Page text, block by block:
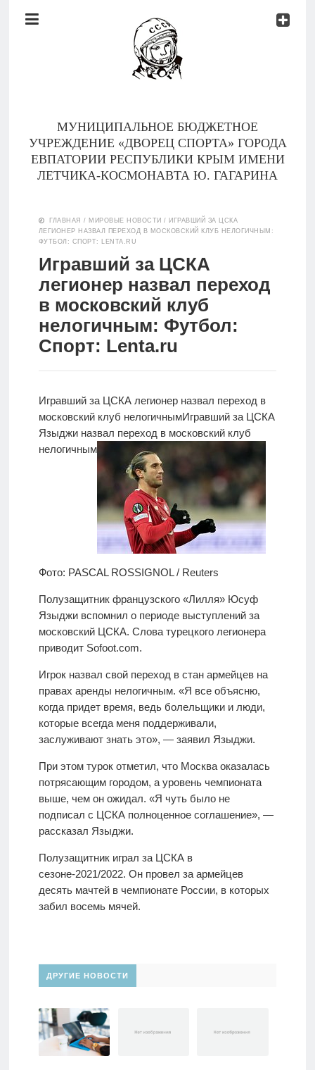
Документы
МУНИЦИПАЛЬНОЕ БЮДЖЕТНОЕ
УЧРЕЖДЕНИЕ «ДВОРЕЦ СПОРТА» ГОРОДА
ЕВПАТОРИИ РЕСПУБЛИКИ КРЫМ ИМЕНИ
ЛЕТЧИКА-КОСМОНАВТА Ю. ГАГАРИНА
Тренеры
Документы
Контакты
Новости
Родителям
О
Версия для
слабовидящих
ГЛАВНАЯ / МИРОВЫЕ НОВОСТИ / ИГРАВШИЙ ЗА ЦСКА
ЛЕГИОНЕР НАЗВАЛ ПЕРЕХОД В МОСКОВСКИЙ КЛУБ НЕЛОГИЧНЫМ:
ФУТБОЛ: СПОРТ: LENTA.RU
Игравший за ЦСКА
легионер назвал переход
в московский клуб
нелогичным: Футбол:
Спорт: Lenta.ru
Игравший за ЦСКА легионер назвал переход в
московский клуб нелогичнымИгравший за ЦСКА
Языджи назвал переход в московский клуб
нелогичным
Фото: PASCAL ROSSIGNOL / Reuters
Полузащитник французского «Лилля» Юсуф
Языджи вспомнил о периоде выступлений за
московский ЦСКА. Слова турецкого легионера
приводит Sofoot.com.
Игрок назвал свой переход в стан армейцев на
правах аренды нелогичным. «Я все объясню,
когда придет время, ведь болельщики и люди,
которые всегда меня поддерживали,
заслуживают знать это», — заявил Языджи.
При этом турок отметил, что Москва оказалась
потрясающим городом, а уровень чемпионата
выше, чем он ожидал. «Я чуть было не
подписал с ЦСКА полноценное соглашение», —
рассказал Языджи.
Полузащитник играл за ЦСКА в
сезоне-2021/2022. Он провел за армейцев
десять мачтей в чемпионате России, в которых
забил восемь мячей.
ДРУГИЕ НОВОСТИ